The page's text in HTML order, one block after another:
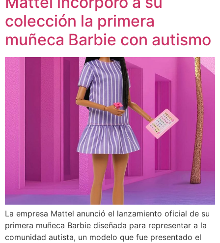
colección la primera
muñeca Barbie con autismo
La empresa Mattel anunció el lanzamiento oficial de su
primera muñeca Barbie diseñada para representar a la
comunidad autista, un modelo que fue presentado el